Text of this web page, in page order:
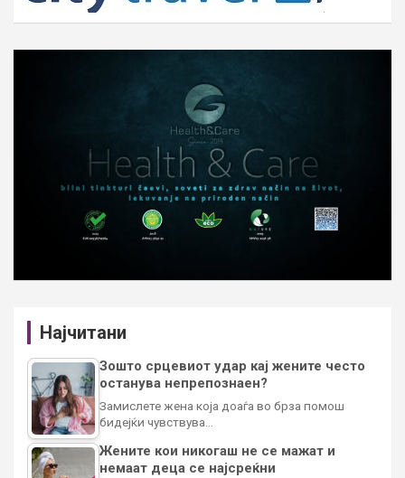
Најчитани
Зошто срцевиот удар кај жените често
останува непрепознаен?
Замислете жена која доаѓа во брза помош
бидејќи чувствува…
Жените кои никогаш не се мажат и
немаат деца се најсреќни